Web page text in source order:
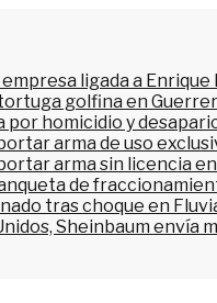
ligada a
golfina en
por homicidio y
arma de uso
arma sin licencia
de
tras choque en
Sheinbaum envía